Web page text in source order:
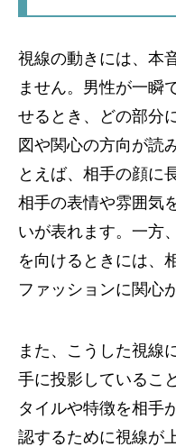
視線の動きには、本
ません。男性が一瞬
せるとき、どの部分
図や関心の方向が読
とえば、相手の顔に
相手の表情や雰囲気
いが表れます。一方
を向けるときには、
ファッションに関心
また、こうした視線
手に投影しているこ
タイルや特徴を相手
認するために視線が